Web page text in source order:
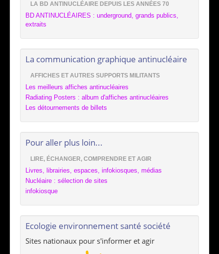
LA BD ANTINUCLÉAIRE DEPUIS LES ANNÉES 70
BD ANTINUCLÉAIRES : underground, grands publics,
extraits
La communication graphique antinucléaire
AFFICHES ET AUTRES SUPPORTS MILITANTS
Les meilleurs affiches antinucléaires
Radiating Posters : album d'affiches antinucléaires
Les détournements de billets
Pour aller plus loin...
LIRE, ÉCHANGER, COMPRENDRE ET AGIR
Livres, librairies, espaces, infokiosques, médias
Nucléaire : sélection de sites
infokiosque
Ecologie environnement santé société
Sites nationaux pour s'informer et agir